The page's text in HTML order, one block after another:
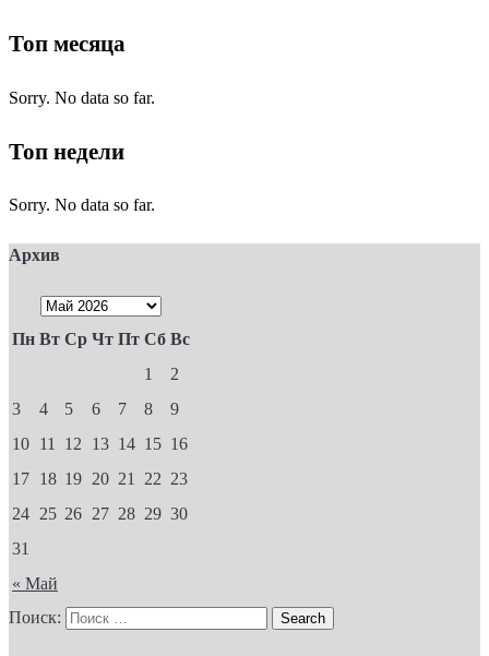
Топ месяца
Sorry. No data so far.
Топ недели
Sorry. No data so far.
Архив
Пн Вт Ср Чт Пт Сб Вс
« Май
1
2
3
4 5 6 7 8
9
10 11 12 13 14 15 16
17 18 19 20 21 22 23
24 25 26 27 28 29 30
31
Поиск: